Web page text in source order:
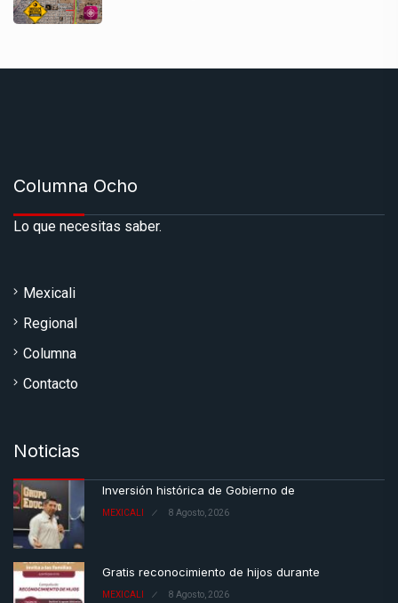
Columna Ocho
Lo que necesitas saber.
Mexicali
Regional
Columna
Contacto
Noticias
Inversión histórica de Gobierno de
MEXICALI 8 Agosto, 2026
Gratis reconocimiento de hijos durante
MEXICALI 8 Agosto, 2026